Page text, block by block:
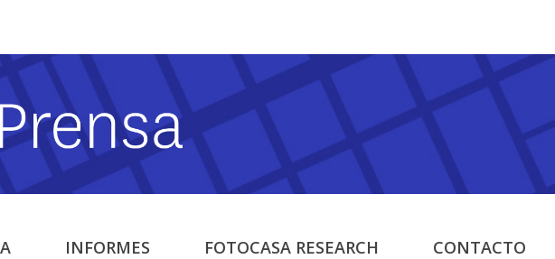
INFORMES FOTOCASA RESEARCH CONTACTO